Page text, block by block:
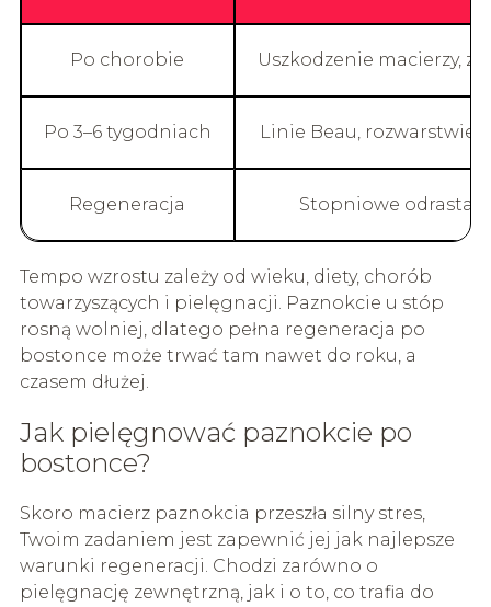
Po chorobie Uszkodzenie macierzy,
Po 3–6 tygodniach Linie Beau,
Regeneracja Stopniowe
Tempo wzrostu zależy od wieku, diety, chorób
towarzyszących i pielęgnacji. Paznokcie u stóp
rosną wolniej, dlatego pełna regeneracja po
bostonce może trwać tam nawet do roku, a
czasem dłużej.
Jak pielęgnować paznokcie po
bostonce?
Skoro macierz paznokcia przeszła silny stres,
Twoim zadaniem jest zapewnić jej jak najlepsze
warunki regeneracji. Chodzi zarówno o
pielęgnację zewnętrzną, jak i o to, co trafia do